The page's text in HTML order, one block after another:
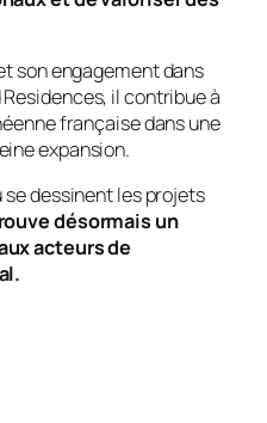
son engagement dans
il contribue à
française dans une
expansion.
dessinent les projets
désormais un
acteurs de